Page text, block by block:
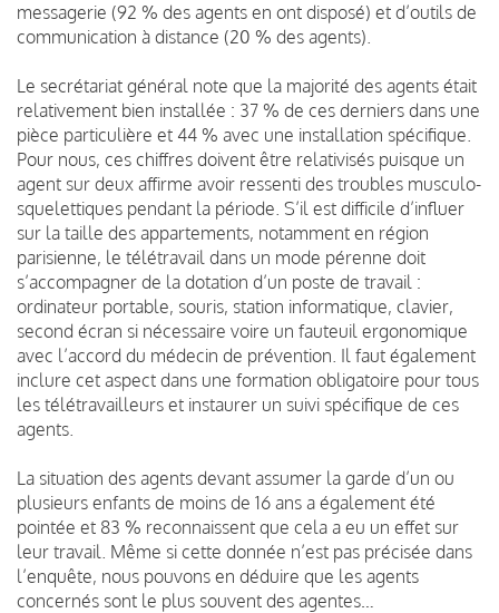
messagerie (92 % des agents en ont disposé) et d’outils de
communication à distance (20 % des agents).
Le secrétariat général note que la majorité des agents était
relativement bien installée : 37 % de ces derniers dans une
pièce particulière et 44 % avec une installation spécifique.
Pour nous, ces chiffres doivent être relativisés puisque un
agent sur deux affirme avoir ressenti des troubles musculo-
squelettiques pendant la période. S’il est difficile d’influer
sur la taille des appartements, notamment en région
parisienne, le télétravail dans un mode pérenne doit
s’accompagner de la dotation d’un poste de travail :
ordinateur portable, souris, station informatique, clavier,
second écran si nécessaire voire un fauteuil ergonomique
avec l’accord du médecin de prévention. Il faut également
inclure cet aspect dans une formation obligatoire pour tous
les télétravailleurs et instaurer un suivi spécifique de ces
agents.
La situation des agents devant assumer la garde d’un ou
plusieurs enfants de moins de 16 ans a également été
pointée et 83 % reconnaissent que cela a eu un effet sur
leur travail. Même si cette donnée n’est pas précisée dans
l’enquête, nous pouvons en déduire que les agents
concernés sont le plus souvent des agentes…